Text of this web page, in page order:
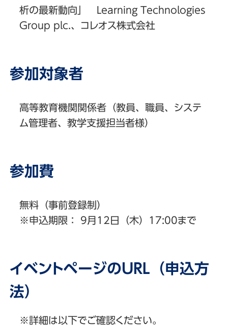
析の最新動向」 Learning Technologies
Group plc.、コレオス株式会社
参加対象者
高等教育機関関係者（教員、職員、システ
ム管理者、教学支援担当者様）
参加費
無料（事前登録制）
※申込期限： 9月12日（木）17:00まで
イベントページのURL（申込方
法）
※詳細は以下でご確認ください。